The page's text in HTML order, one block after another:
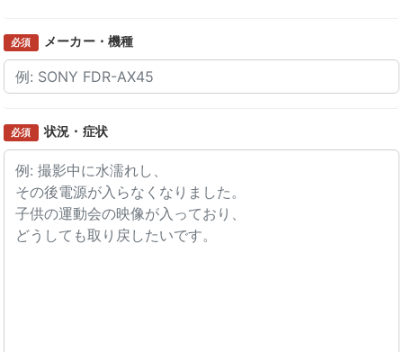
必須 メーカー・機種
必須 状況・症状